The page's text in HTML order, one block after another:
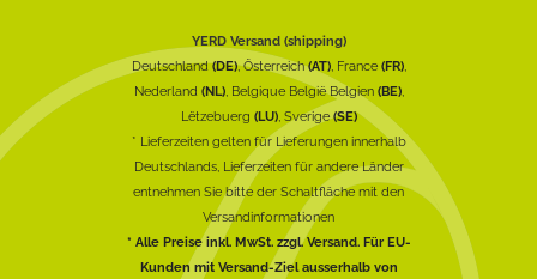
YERD Versand (shipping)
Deutschland(DE), Österreich(AT), France (FR),
Nederland (NL), Belgique België Belgien (BE),
Lëtzebuerg (LU), Sverige(SE)
* Lieferzeiten gelten für Lieferungen innerhalb
Deutschlands, Lieferzeiten für andere Länder
entnehmen Sie bitte der Schaltfläche mit den
Versandinformationen
* Alle Preise inkl. MwSt. zzgl. Versand. Für EU-
Kunden mit Versand-Ziel ausserhalb von